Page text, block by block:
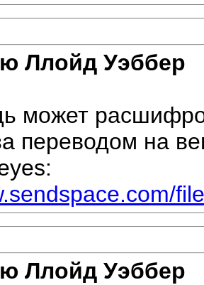
Ллойд Уэббер
может
переводом на
Ллойд Уэббер